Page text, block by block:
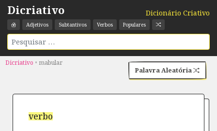
Dicriativo Dicionário Criativo
Adjetivos Subtantivos Verbos Populares
Dicriativo • mabular
Palavra Aleatória
verbo